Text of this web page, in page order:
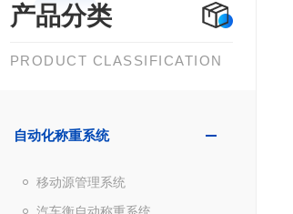
产品分类
PRODUCT CLASSIFICATION
自动化称重系统
移动源管理系统